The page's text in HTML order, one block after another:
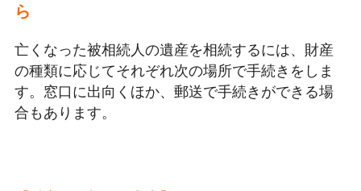
ら
亡くなった被相続人の遺産を相続するには、財産
の種類に応じてそれぞれ次の場所で手続きをしま
す。窓口に出向くほか、郵送で手続きができる場
合もあります。